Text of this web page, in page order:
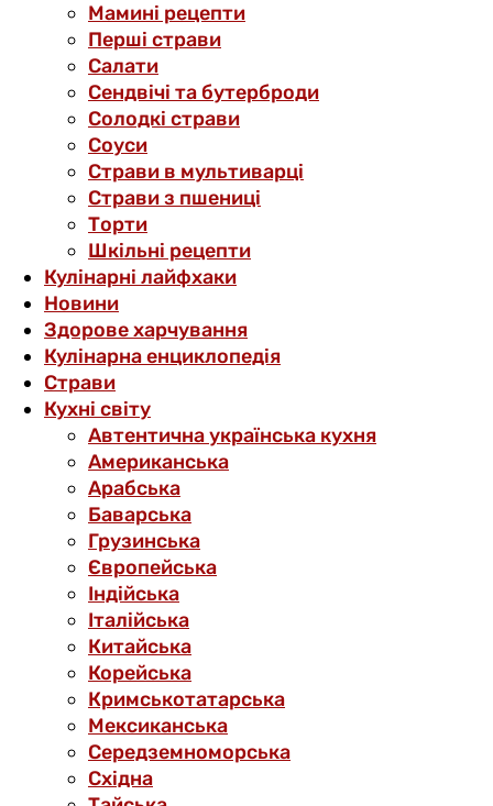
Мамині рецепти
Перші страви
Салати
Сендвічі та бутерброди
Солодкі страви
Соуси
Страви в мультиварці
Страви з пшениці
Торти
Шкільні рецепти
Кулінарні лайфхаки
Новини
Здорове харчування
Кулінарна енциклопедія
Страви
Кухні світу
Автентична українська кухня
Американська
Арабська
Баварська
Грузинська
Європейська
Індійська
Італійська
Китайська
Корейська
Кримськотатарська
Мексиканська
Середземноморська
Східна